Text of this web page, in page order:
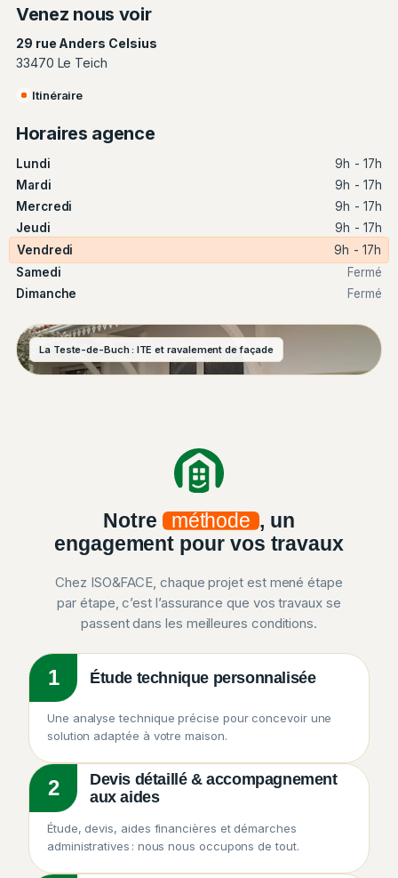
Venez nous voir
29 rue Anders Celsius
33470 Le Teich
Itinéraire
Horaires agence
Lundi
9h - 17h
Mardi
9h - 17h
Mercredi
9h - 17h
Jeudi
9h - 17h
Vendredi
9h - 17h
Samedi
Fermé
Dimanche
Fermé
La Teste-de-Buch : ITE et ravalement de façade
Notre méthode , un
engagement pour vos travaux
Chez ISO&FACE, chaque projet est mené étape
par étape, c’est l’assurance que vos travaux se
passent dans les meilleures conditions.
1 Étude technique personnalisée
Une analyse technique précise pour concevoir une
solution adaptée à votre maison.
2
Devis détaillé & accompagnement
aux aides
Étude, devis, aides financières et démarches
administratives : nous nous occupons de tout.